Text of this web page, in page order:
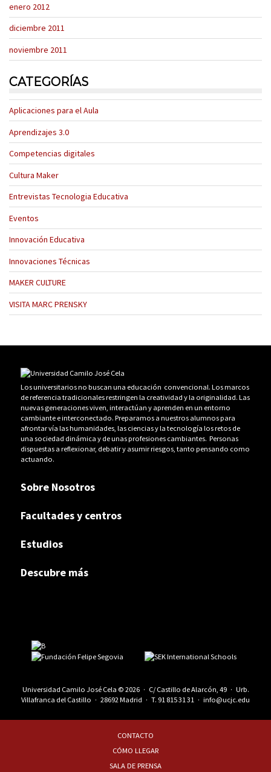
enero 2012
diciembre 2011
noviembre 2011
CATEGORÍAS
Aplicaciones para el Aula
Aprendizajes 3.0
Competencias digitales
Cultura Maker
Entrevistas Tecnologia Educativa
Eventos
Innovación Educativa
Innovaciones Técnicas
MAKER CULTURE
VISITA MARC PRENSKY
Los universitarios no buscan una educación convencional. Los marcos
de referencia tradicionales restringen la creatividad y la originalidad. Las
nuevas generaciones viven, interactúan y aprenden en un entorno
cambiante e interconectado. Preparamos a nuestros alumnos para
afrontar vía las humanidades, las ciencias y la tecnología los retos de
una sociedad dinámica y de unas profesiones cambiantes. Personas
dispuestas a reflexionar, debatir y asumir riesgos, tanto pensando como
actuando.
Sobre Nosotros
Facultades y centros
Estudios
Descubre más
Universidad Camilo José Cela © 2026 · C/ Castillo de Alarcón, 49 · Urb.
Villafranca del Castillo · 28692 Madrid · T. 91 815 31 31 · info@ucjc.edu
CONTACTO
CÓMO LLEGAR
SALA DE PRENSA